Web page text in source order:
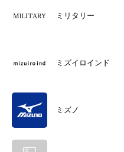
ミリタリー
ミズイロインド
ミズノ